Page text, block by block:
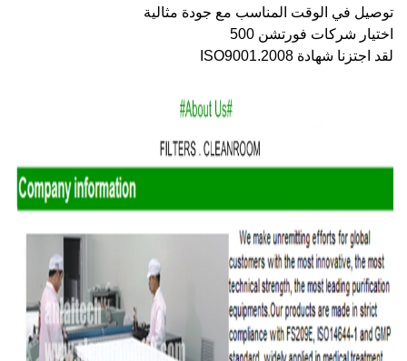
توصيل في الوقت المناسب مع جودة مثالية
اختيار شركات فورتشن 500
لقد اجتزنا شهادة ISO9001.2008